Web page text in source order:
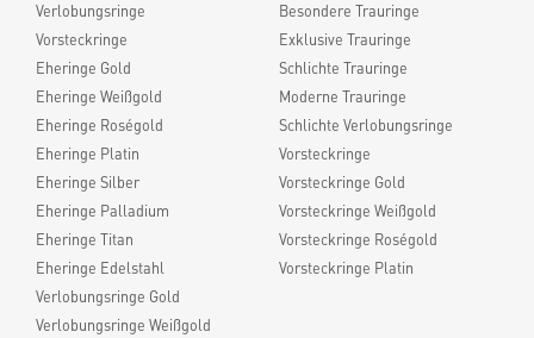
Verlobungsringe
Vorsteckringe
Eheringe Gold
Eheringe Weißgold
Eheringe Roségold
Eheringe Platin
Eheringe Silber
Eheringe Palladium
Eheringe Titan
Eheringe Edelstahl
Verlobungsringe Gold
Verlobungsringe Weißgold
Besondere Trauringe
Exklusive Trauringe
Schlichte Trauringe
Moderne Trauringe
Schlichte Verlobungsringe
Vorsteckringe
Vorsteckringe Gold
Vorsteckringe Weißgold
Vorsteckringe Roségold
Vorsteckringe Platin